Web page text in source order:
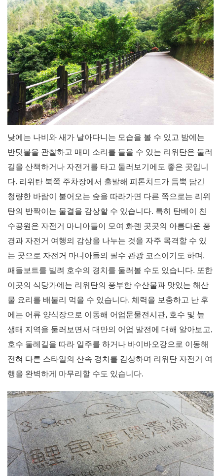
낮에는 나비와 새가 날아다니는 모습을 볼 수 있고 밤에는
반딧불을 관찰하고 매미 소리를 들을 수 있는 리위탄은 둘러
길을 산책하거나 자전거를 타고 둘러보기에도 좋은 곳입니
다. 리위탄 북쪽 주차장에서 출발해 피톤치드가 듬뿍 담긴
청량한 바람이 불어오는 숲을 따라가면 다른 쪽으로는 리위
탄의 반짝이는 물결을 감상할 수 있습니다. 특히 탄베이 친
수공원은 자전거 마니아들이 모여 화롄 곳곳의 아름다운 풍
경과 자전거 여행의 감상을 나누는 것을 자주 목격할 수 있
는 곳으로 자전거 마니아들의 필수 관광 코스이기도 하며,
패들보트를 빌려 호수의 경치를 둘러볼 수도 있습니다. 또한
이곳의 식당가에는 리위탄의 풍부한 수산물과 맛있는 해산
물 요리를 배불리 먹을 수 있습니다. 체력을 보충하고 난 후
에는 어류 양식장으로 이동해 어업문물전시관, 호수 및 늪
생태 지역을 둘러보면서 대만의 어업 발전에 대해 알아보고,
호수 둘레길을 따라 일주를 하거나 바이바오강으로 이동해
전혀 다른 스타일의 산속 경치를 감상하며 리위탄 자전거 여
행을 완벽하게 마무리할 수도 있습니다.